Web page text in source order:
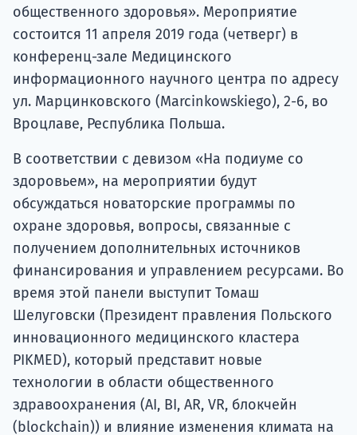
общественного здоровья». Мероприятие
состоится 11 апреля 2019 года (четверг) в
конференц-зале Медицинского
информационного научного центра по адресу
ул. Марцинковского (Marcinkowskiego), 2-6, во
Вроцлаве, Республика Польша.
В соответствии с девизом «На подиуме со
здоровьем», на мероприятии будут
обсуждаться новаторские программы по
охране здоровья, вопросы, связанные с
получением дополнительных источников
финансирования и управлением ресурсами. Во
время этой панели выступит Томаш
Шелуговски (Президент правления Польского
инновационного медицинского кластера
PIKMED), который представит новые
технологии в области общественного
здравоохранения (AI, BI, AR, VR, блокчейн
(blockchain)) и влияние изменения климата на